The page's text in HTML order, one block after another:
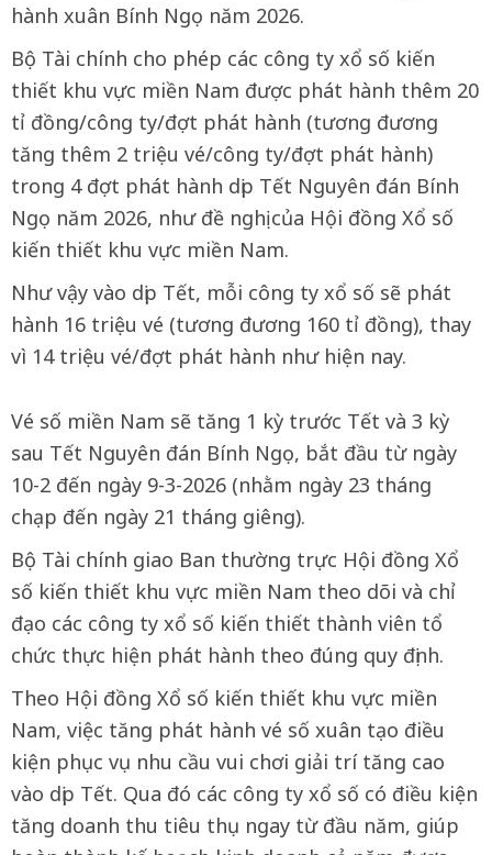
hành xuân Bính Ngọ năm 2026.
Bộ Tài chính cho phép các công ty xổ số kiến
thiết khu vực miền Nam được phát hành thêm 20
tỉ đồng/công ty/đợt phát hành (tương đương
tăng thêm 2 triệu vé/công ty/đợt phát hành)
trong 4 đợt phát hành dịp Tết Nguyên đán Bính
Ngọ năm 2026, như đề nghị của Hội đồng Xổ số
kiến thiết khu vực miền Nam.
Như vậy vào dịp Tết, mỗi công ty xổ số sẽ phát
hành 16 triệu vé (tương đương 160 tỉ đồng), thay
vì 14 triệu vé/đợt phát hành như hiện nay.
Vé số miền Nam sẽ tăng 1 kỳ trước Tết và 3 kỳ
sau Tết Nguyên đán Bính Ngọ, bắt đầu từ ngày
10-2 đến ngày 9-3-2026 (nhằm ngày 23 tháng
chạp đến ngày 21 tháng giêng).
Bộ Tài chính giao Ban thường trực Hội đồng Xổ
số kiến thiết khu vực miền Nam theo dõi và chỉ
đạo các công ty xổ số kiến thiết thành viên tổ
chức thực hiện phát hành theo đúng quy định.
Theo Hội đồng Xổ số kiến thiết khu vực miền
Nam, việc tăng phát hành vé số xuân tạo điều
kiện phục vụ nhu cầu vui chơi giải trí tăng cao
vào dịp Tết. Qua đó các công ty xổ số có điều kiện
tăng doanh thu tiêu thụ ngay từ đầu năm, giúp